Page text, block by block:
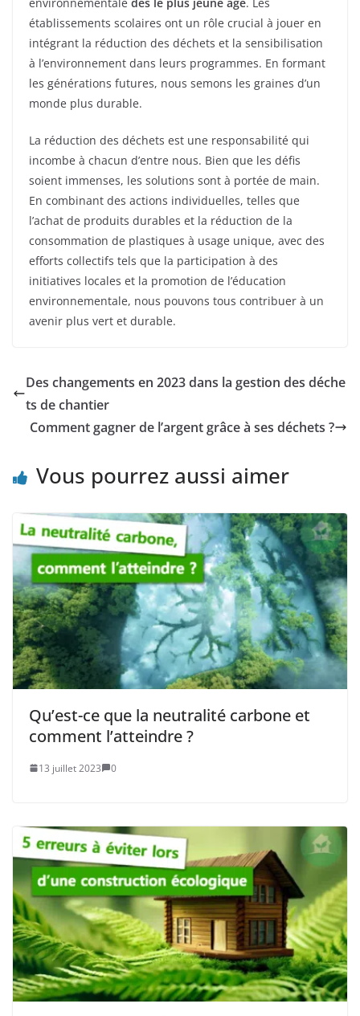
établissements scolaires ont un rôle crucial à jouer en
intégrant la réduction des déchets et la sensibilisation
à l’environnement dans leurs programmes. En formant
les générations futures, nous semons les graines d’un
monde plus durable.
La réduction des déchets est une responsabilité qui
incombe à chacun d’entre nous. Bien que les défis
soient immenses, les solutions sont à portée de main.
En combinant des actions individuelles, telles que
l’achat de produits durables et la réduction de la
consommation de plastiques à usage unique, avec des
efforts collectifs tels que la participation à des
initiatives locales et la promotion de l’éducation
environnementale, nous pouvons tous contribuer à un
avenir plus vert et durable.
Des changements en 2023 dans la gestion des déche
ts de chantier
Comment gagner de l’argent grâce à ses déchets ?
Vous pourrez aussi aimer
Qu’est-ce que la neutralité carbone et
comment l’atteindre ?
13 juillet 2023 0